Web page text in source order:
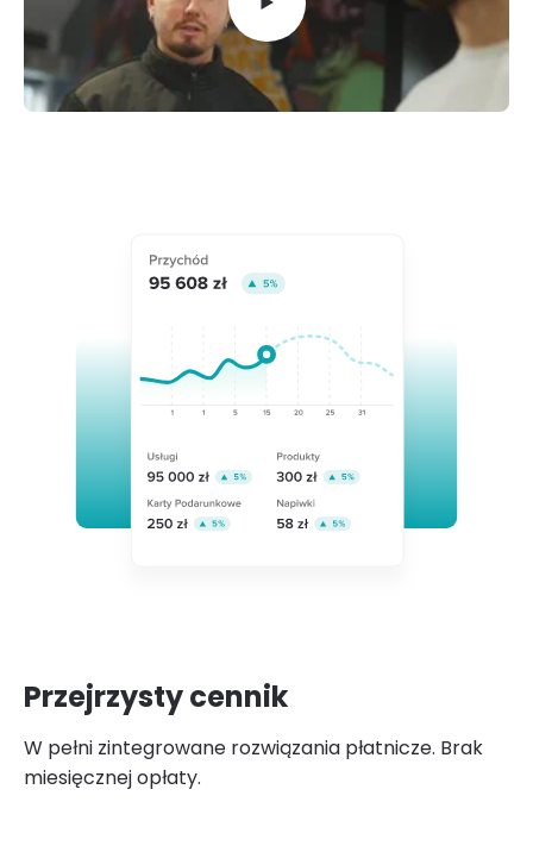
Przejrzysty cennik
W pełni zintegrowane rozwiązania płatnicze. Brak
miesięcznej opłaty.